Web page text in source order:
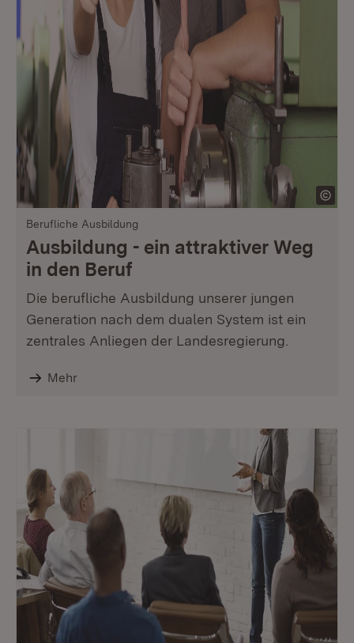
Berufliche Ausbildung
Ausbildung - ein attraktiver Weg
in den Beruf
Die berufliche Ausbildung unserer jungen
Generation nach dem dualen System ist ein
zentrales Anliegen der Landesregierung.
Mehr